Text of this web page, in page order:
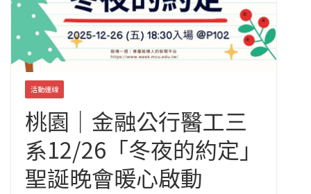
活動連線
桃園｜金融公行醫工三
系12/26「冬夜的約定」
聖誕晚會暖心啟動